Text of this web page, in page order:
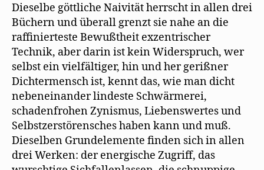
Dieselbe göttliche Naivität herrscht in allen drei
Büchern und überall grenzt sie nahe an die
raffinierteste Bewußtheit exzentrischer
Technik, aber darin ist kein Widerspruch, wer
selbst ein vielfältiger, hin und her gerißner
Dichtermensch ist, kennt das, wie man dicht
nebeneinander lindeste Schwärmerei,
schadenfrohen Zynismus, Liebenswertes und
Selbstzerstörensches haben kann und muß.
Dieselben Grundelemente finden sich in allen
drei Werken: der energische Zugriff, das